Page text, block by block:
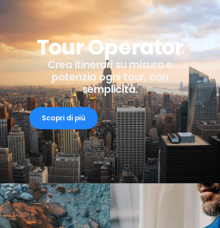
Tour Operator
Crea itinerari su misura e
potenzia ogni tour, con
semplicità.
Scopri di più